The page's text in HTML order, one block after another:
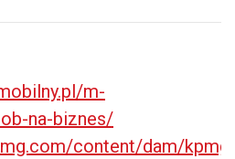
m-
na-biznes/
content/dam/